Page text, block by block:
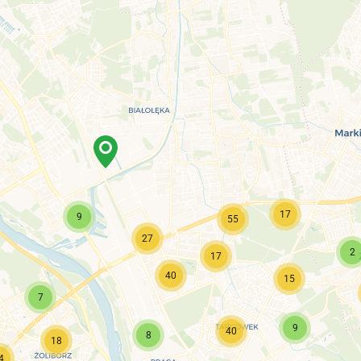
9
18
7
17
15
9
2
8 40
40
27
55 17